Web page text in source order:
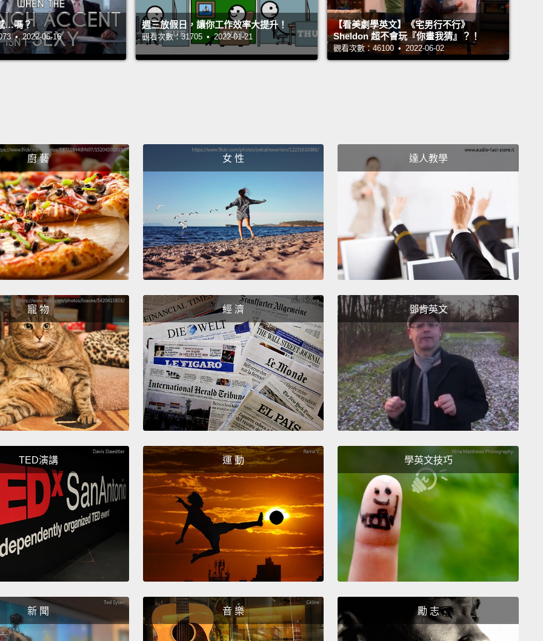
The best place to start a visit to Zagreb is in the Old Town,
and that's where all the most historic buildings in the city
are. There's a square called St. Mark's Square, with a St.
Mark's church in the middle. Zagreb has an amazing
in some of the most prominent squares and buildings.
最棒的札格瑞布旅行第一站就是老城，那是這座城市裡最古色
古香的建築物所在區域。那裡有一個名為聖馬克廣場的廣場，
中間矗立著一座聖馬克教堂。札格瑞布富含文化氣息。城市中
有許多街頭藝術。如果你開始留意，那你到處都可以發現街頭
藝術。它在建築物的側邊；即便在老城，在一些最著名的廣場
及建物中也可見街頭藝術的蹤跡。
interesting is one of the newest museums, which is the
Museum of Broken Relationships.
This museum was
created by two artists.
They decided to try and collect
together mementoes that people had from relationships
that had gone bad.
You walk in, and you just see ordinary,
everyday items. The interesting thing is the story behind
it, from something quite profound to something that's
really just funny.
這裡有大量的博物館，最有趣的一間也是最新的其中一間，那
就是失戀博物館。這間博物館是由兩位藝術家所創立的。他們
決定嘗試收集已變質愛情所遺留下的紀念品。你走進去後，就
只會看到稀鬆平常的日用品。有趣的是其後的故事，從很深沉
的情感到單純很搞笑的物品都有。
One of the best foodie experiences is to visit Dolac
out in the open air in a square
that's got beautiful views of
the cathedral.
…嗎？
• 2022-06-16
週三放假日，讓你工作效率大提升！
觀看次數：31705 • 2022-01-21
【看美劇學英文】《宅男行不行》
Sheldon 超不會玩『你畫我猜』？！
觀看次數：46100 • 2022-06-02
廚 藝 女 性 達人教學
寵 物 經 濟 鄧肯英文
TED演講 運 動 學英文技巧
新 聞 音 樂 勵 志